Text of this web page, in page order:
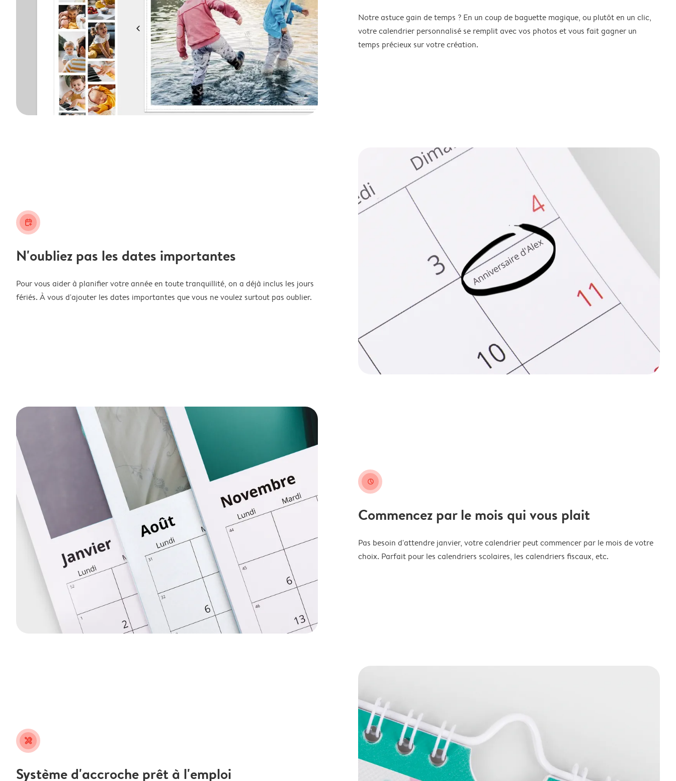
Notre astuce gain de temps ? En un coup de baguette magique, ou plutôt en un clic,
votre calendrier personnalisé se remplit avec vos photos et vous fait gagner un
temps précieux sur votre création.
calendar_plus
N'oubliez pas les dates importantes
Pour vous aider à planifier votre année en toute tranquillité, on a déjà inclus les jours
fériés. À vous d'ajouter les dates importantes que vous ne voulez surtout pas oublier.
clock
Commencez par le mois qui vous plait
Pas besoin d'attendre janvier, votre calendrier peut commencer par le mois de votre
choix. Parfait pour les calendriers scolaires, les calendriers fiscaux, etc.
tools
Système d'accroche prêt à l'emploi